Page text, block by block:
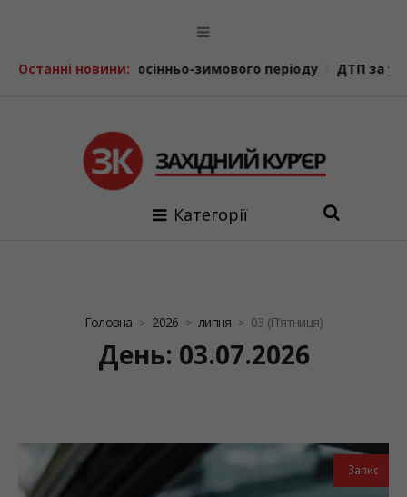
Останні новини:
зимового періоду ДТП за участі двох мотоциклів та
Категорії
Головна 2026 липня 03 (П’ятниця)
День: 03.07.2026
Запис